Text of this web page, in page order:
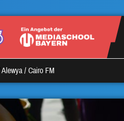
Alewya / Cairo FM